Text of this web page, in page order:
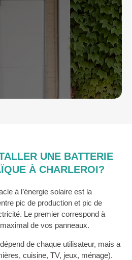
UNE BATTERIE
À CHARLEROI?
à l’énergie solaire est la
pic de production et pic de
Le premier correspond à
de vos panneaux.
de chaque utilisateur, mais a
cuisine, TV, jeux, ménage).